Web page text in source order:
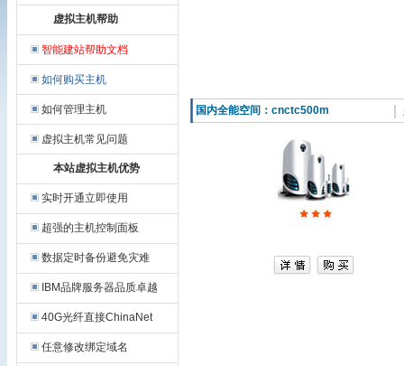
虚拟主机帮助
智能建站帮助文档
如何购买主机
如何管理主机
虚拟主机常见问题
本站虚拟主机优势
实时开通立即使用
超强的主机控制面板
数据定时备份避免灾难
IBM品牌服务器品质卓越
40G光纤直接ChinaNet
任意修改绑定域名
国内全能空间： cnctc500m